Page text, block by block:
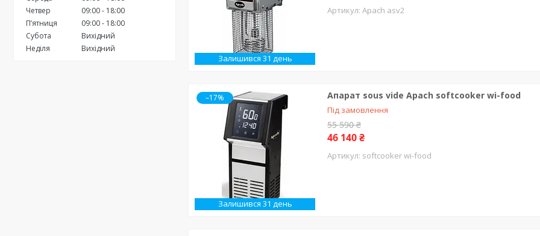
Четвер
09:00
18:00
Пʼятниця
09:00
18:00
Субота
Вихідний
Неділя
Вихідний
Залишився 31 день
Apach asv2
–17%
Залишився 31 день
Апарат sous vide Apach softcooker wi-food
Під замовлення
55 590 ₴
46 140 ₴
softcooker wi-food